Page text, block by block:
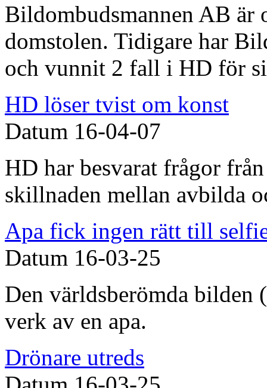
Bildombudsmannen AB
domstolen. Tidigare har
och vunnit 2 fall i HD för
HD löser tvist om konst
Datum 16-04-07
HD har besvarat frågor
skillnaden mellan avbilda
Apa fick ingen rätt till
Datum 16-03-25
Den världsberömda bilden
verk av en apa.
Drönare utreds